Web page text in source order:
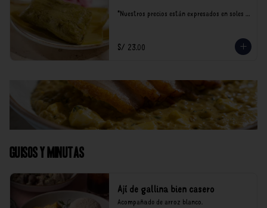
*Nuestros precios están expresados en soles e
S/ 23.00
Guisos y Minutas
Ají de gallina bien casero
Acompañado de arroz blanco.